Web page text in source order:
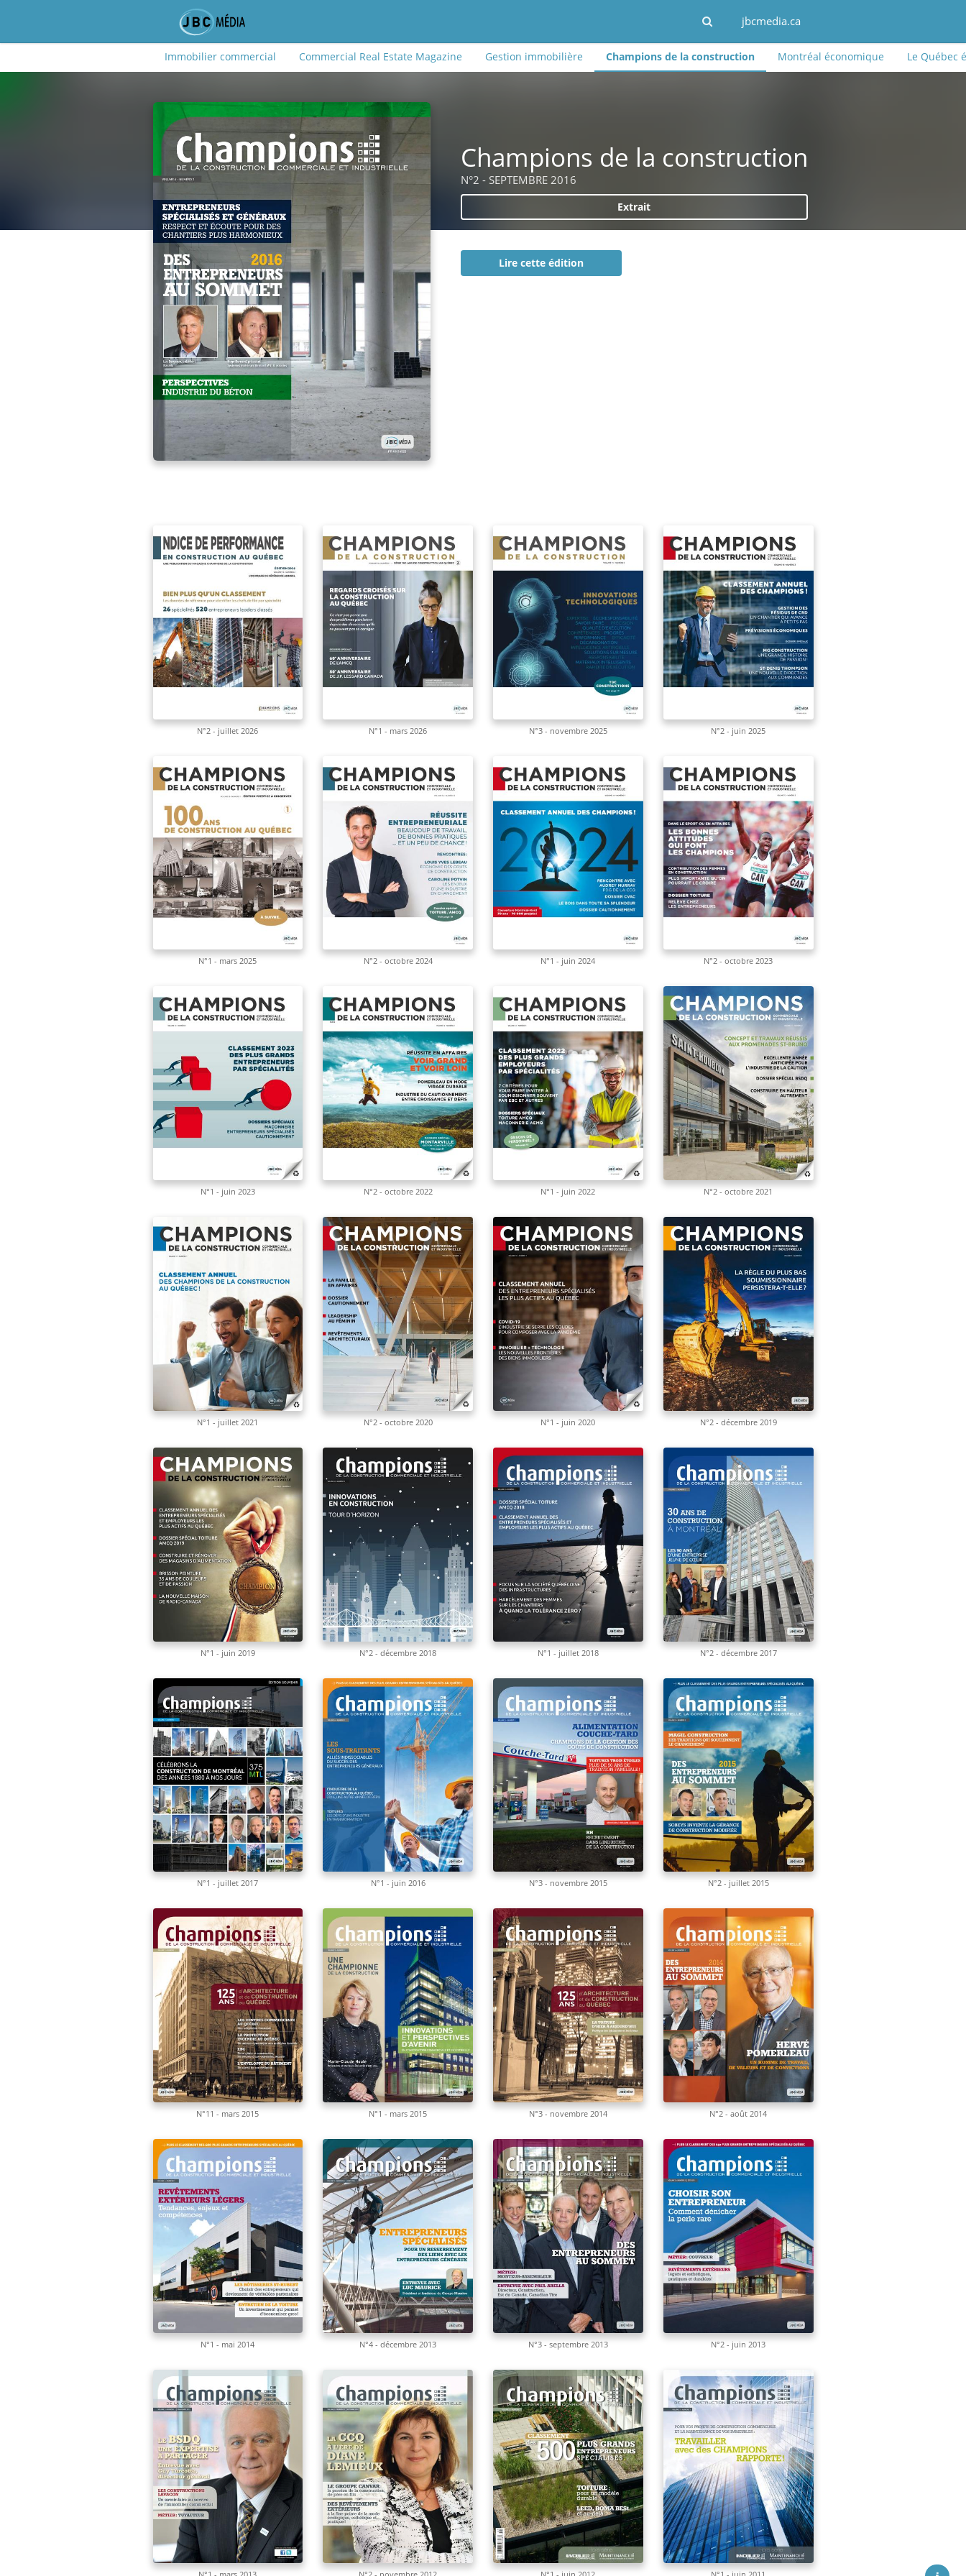
jbcmedia.ca
Immobilier commercial Commercial Real Estate Magazine Gestion immobilière Champions de la construction Montréal économique Le Québec
Champions de la construction
N°2 - SEPTEMBRE 2016
Extrait
Lire cette édition
N°2 - juillet 2026 N°1 - mars 2026 N°3 - novembre 2025 N°2 - juin 2025
N°1 - mars 2025 N°2 - octobre 2024 N°1 - juin 2024 N°2 - octobre 2023
N°1 - juin 2023 N°2 - octobre 2022 N°1 - juin 2022 N°2 - octobre 2021
N°1 - juillet 2021 N°2 - octobre 2020 N°1 - juin 2020 N°2 - décembre 2019
N°1 - juin 2019 N°2 - décembre 2018 N°1 - juillet 2018 N°2 - décembre 2017
N°1 - juillet 2017 N°1 - juin 2016 N°3 - novembre 2015 N°2 - juillet 2015
N°11 - mars 2015 N°1 - mars 2015 N°3 - novembre 2014 N°2 - août 2014
N°1 - mai 2014 N°4 - décembre 2013 N°3 - septembre 2013 N°2 - juin 2013